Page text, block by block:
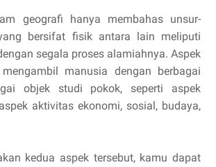
geografi hanya membahas unsur-
bersifat fisik antara lain meliputi
segala proses alamiahnya. Aspek
manusia dengan berbagai
objek studi pokok, seperti aspek
aktivitas ekonomi, sosial, budaya,
kedua aspek tersebut, kamu dapat